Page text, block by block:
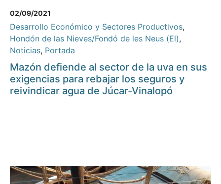
02/09/2021
Desarrollo Económico y Sectores Productivos,
Hondón de las Nieves/Fondó de les Neus (El),
Noticias, Portada
Mazón defiende al sector de la uva en sus
exigencias para rebajar los seguros y
reivindicar agua de Júcar-Vinalopó